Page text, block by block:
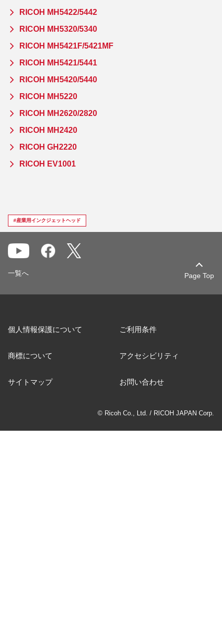
RICOH MH5422/5442
RICOH MH5320/5340
RICOH MH5421F/5421MF
RICOH MH5421/5441
RICOH MH5420/5440
RICOH MH5220
RICOH MH2620/2820
RICOH MH2420
RICOH GH2220
RICOH EV1001
#産業用インクジェットヘッド
Page Top
一覧へ
個人情報保護について ご利用条件
商標について アクセシビリティ
サイトマップ お問い合わせ
© Ricoh Co., Ltd. / RICOH JAPAN Corp.